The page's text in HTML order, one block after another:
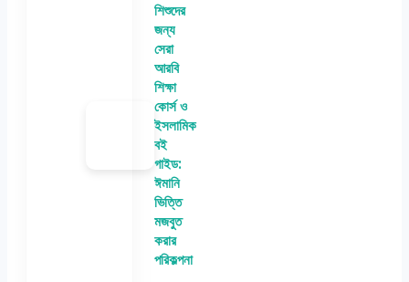
শিশুদের
জন্য
সেরা
আরবি
শিক্ষা
কোর্স ও
ইসলামিক
বই
গাইড:
ঈমানি
ভিত্তি
মজবুত
করার
পরিকল্পনা